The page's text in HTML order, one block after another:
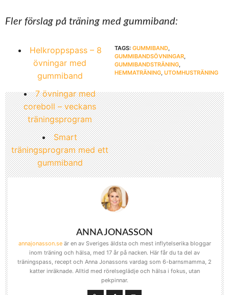
Fler förslag på träning med gummiband:
Helkroppspass – 8
övningar med
gummiband
7 övningar med
coreboll – veckans
träningsprogram
Smart
träningsprogram med ett
gummiband
TAGS: GUMMIBAND,
GUMMIBANDSÖVNINGAR,
GUMMIBANDSTRÄNING,
HEMMATRÄNING, UTOMHUSTRÄNING
ANNA JONASSON
annajonasson.seär en av Sveriges äldsta och mest inflytelserika bloggar
inom träning och hälsa, med 17 år på nacken. Här får du ta del av
träningspass, recept och Anna Jonassons vardag som 6-barnsmamma, 2
katter inräknade. Alltid med rörelseglädje och hälsa i fokus, utan
pekpinnar.